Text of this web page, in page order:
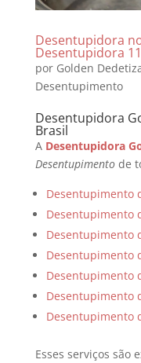
Desentupidora
Desentupidora
por Golden
Desentupimento
Desentupidora
Brasil
A Desentupidora
Desentupimentode
Desentupimento
Desentupimento
Desentupimento
Desentupimento
Desentupimento
Desentupimento
Desentupimento
Esses serviços são